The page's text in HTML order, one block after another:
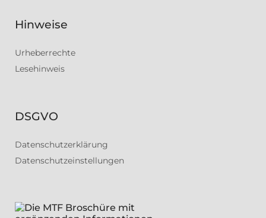
Hinweise
Urheberrechte
Lesehinweis
DSGVO
Datenschutzerklärung
Datenschutzeinstellungen